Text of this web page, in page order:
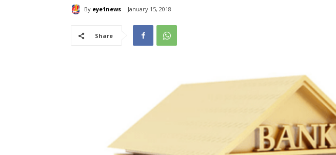
By eye1news January 15, 2018
Share